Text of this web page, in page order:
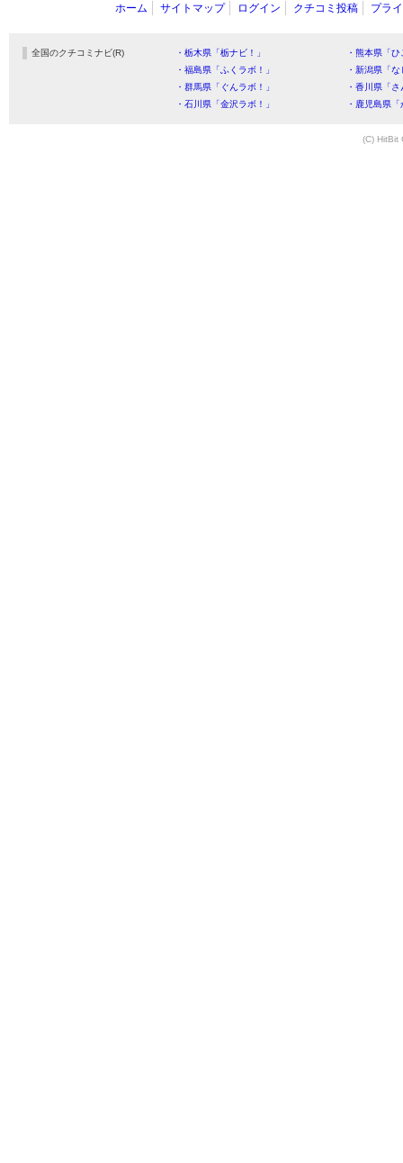
ホーム サイトマップ ログイン クチコミ投稿 プラ
全国のクチコミナビ(R) ・栃木県「栃ナビ！」
・熊本県「
・福島県「ふくラボ！」
・新潟県「
・群馬県「ぐんラボ！」
・香川県「
・石川県「金沢ラボ！」
・鹿児島県
(C) HitBit